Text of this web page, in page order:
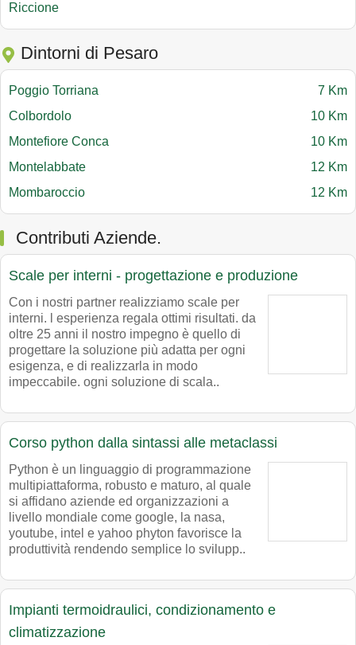
Riccione
Dintorni di Pesaro
Poggio Torriana
7 Km
Colbordolo
10 Km
Montefiore Conca
10 Km
Montelabbate
12 Km
Mombaroccio
12 Km
Contributi Aziende.
Scale per interni - progettazione e produzione
Con i nostri partner realizziamo scale per
interni. l esperienza regala ottimi risultati. da
oltre 25 anni il nostro impegno è quello di
progettare la soluzione più adatta per ogni
esigenza, e di realizzarla in modo
impeccabile. ogni soluzione di scala..
Corso python dalla sintassi alle metaclassi
Python è un linguaggio di programmazione
multipiattaforma, robusto e maturo, al quale
si affidano aziende ed organizzazioni a
livello mondiale come google, la nasa,
youtube, intel e yahoo phyton favorisce la
produttività rendendo semplice lo svilupp..
Impianti termoidraulici, condizionamento e
climatizzazione